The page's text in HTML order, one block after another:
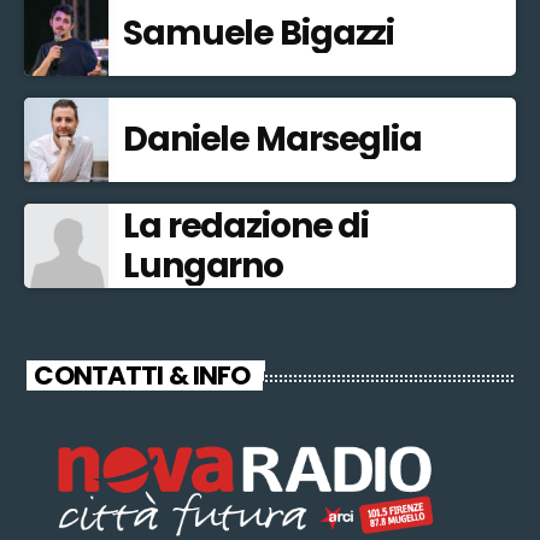
Samuele Bigazzi
Daniele Marseglia
La redazione di
Lungarno
CONTATTI & INFO